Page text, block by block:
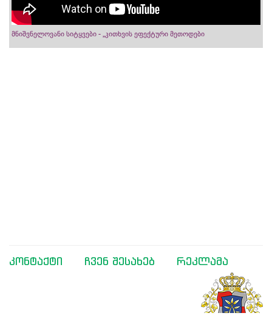
მნიშვნელოვანი სიტყვები - „კითხვის ეფექტური მეთოდები
კონტაქტი ჩვენ შესახებ რეკლამა